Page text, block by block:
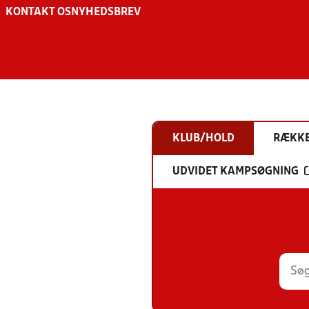
KONTAKT OS NYHEDSBREV
KLUB/HOLD
UDVIDET KAMPSØGNING